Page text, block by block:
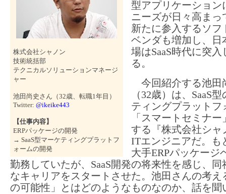
株式会社シャノン
技術統括部
テクニカルソリューションマネージ
ャー
池田尚史さん（32歳、転職1年目）
Twitter: @ikeike443
【仕事内容】
ERPパッケージの開発
→ SaaS型マーケティングプラットフ
ォームの開発
型アプリケーション
ニーズが日々高まっ
新たに参入するソフ
ベンダも増加し、日
場はSaaS時代に突入
る。
今回紹介する池田
（32歳）は、SaaS
ティングプラットフ
「スマートセミナ
する『株式会社シャ
ITエンジニアだ。も
大手ERPパッケージ
勤務していたが、SaaS開発の将来性を感じ、同
なキャリアをスタートさせた。池田さんの考え
の可能性」とはどのようなものなのか、話を聞